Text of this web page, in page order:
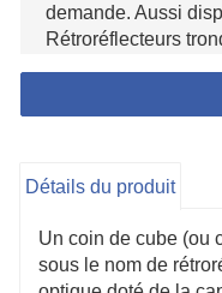
demande. Aussi
Rétroréflecteurs
Déviation précise
et positionnement
Détails du produit
Un coin de cube (ou
sous le nom de